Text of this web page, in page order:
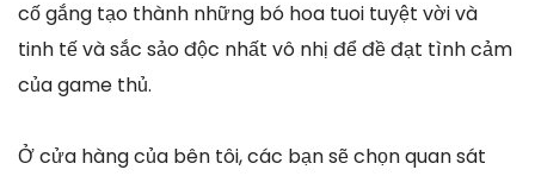
cố gắng tạo thành những bó hoa tuoi tuyệt vời và
tinh tế và sắc sảo độc nhất vô nhị để đề đạt tình cảm
của game thủ.
Ở cửa hàng của bên tôi, các bạn sẽ chọn quan sát